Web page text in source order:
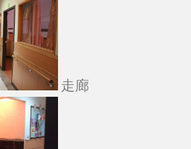
走廊